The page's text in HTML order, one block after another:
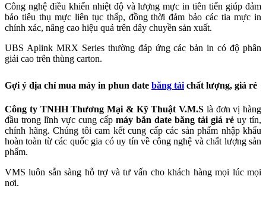
Công nghệ điều khiển nhiệt độ và lượng mực in tiên tiến giúp đảm
bảo tiêu thụ mực liên tục thấp, đồng thời đảm bảo các tia mực in
chính xác, nâng cao hiệu quả trên dây chuyền sản xuất.
UBS Aplink MRX Series thường đáp ứng các bản in có độ phân
giải cao trên thùng carton.
Gợi ý địa chỉ mua máy in phun date băng tải chất lượng, giá rẻ
Công ty TNHH Thương Mại & Kỹ Thuật V.M.S là đơn vị hàng
đầu trong lĩnh vực cung cấp máy bắn date băng tải giá rẻ uy tín,
chính hãng. Chúng tôi cam kết cung cấp các sản phẩm nhập khẩu
hoàn toàn từ các quốc gia có uy tín về công nghệ và chất lượng sản
phẩm.
VMS luôn sẵn sàng hỗ trợ và tư vấn cho khách hàng mọi lúc mọi
nơi.